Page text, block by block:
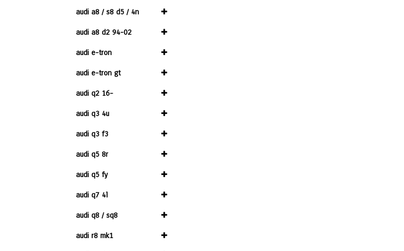
audi a8 / s8 d5 / 4n
audi a8 d2 94-02
audi e-tron
audi e-tron gt
audi q2 16-
audi q3 4u
audi q3 f3
audi q5 8r
audi q5 fy
audi q7 4l
audi q8 / sq8
audi r8 mk1